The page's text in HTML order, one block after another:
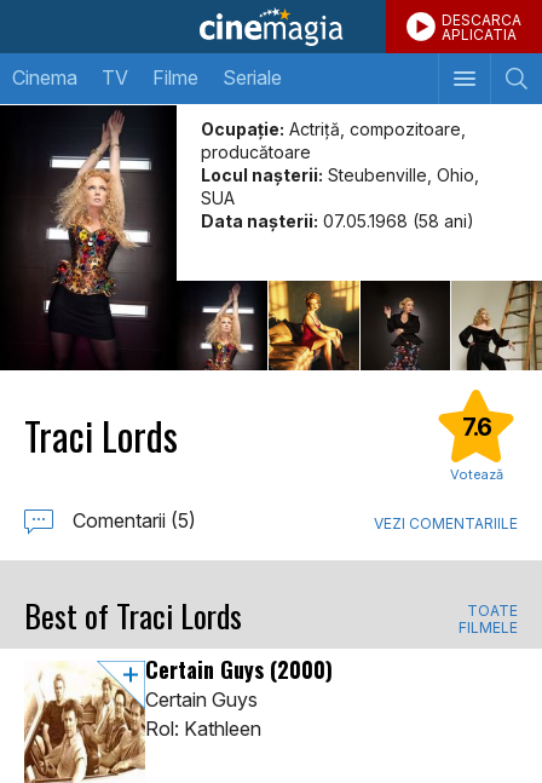
DESCARCA
APLICATIA
Cinema TV Filme Seriale
Ocupație: Actriță, compozitoare,
producătoare
Locul naşterii: Steubenville, Ohio,
SUA
Data naşterii: 07.05.1968 (58 ani)
Traci Lords 7.6
Votează
Comentarii (5) VEZI COMENTARIILE
Best of Traci Lords
TOATE
FILMELE
Certain Guys (2000)
Certain Guys
Rol: Kathleen